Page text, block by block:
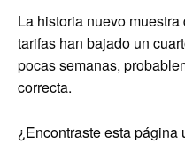
La historia nuevo
tarifas han bajado un
pocas semanas,
correcta.
¿Encontraste esta página